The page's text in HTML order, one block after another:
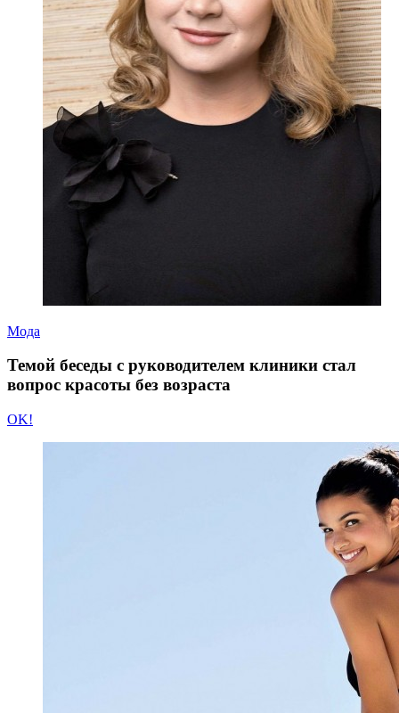
Мода
Темой беседы с руководителем клиники стал
вопрос красоты без возраста
OK!